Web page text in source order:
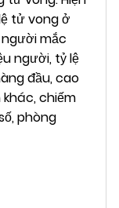
tử vong ở
mắc
người, tỷ lệ
đầu, cao
chiếm
phòng